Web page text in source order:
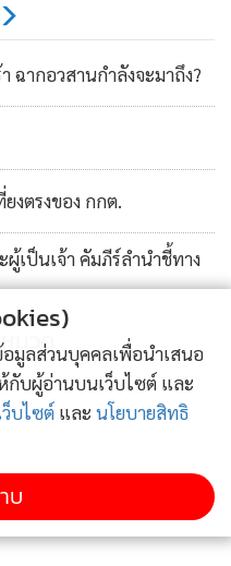
ย เพื่อรักษาความสดของ
งเราได้รับมาตรฐาน GAP
ป็นการรับรองแหล่งผลิตพืช
าพการปฏิบัติการทางการ
ยบร้อยแล้ว
ใจทุกกระบวนการตั้งแต่การ
รเลี้ยงดูไปจนถึงขั้นตอนการ
บหาสารตกค้างที่อาจเป็น
ล่าวทิ้งท้าย
สที่เปิดช่องทางธุรกิจให้กับ
นมิติของทางเลือกใหม่ใน
ป็นธุรกิจที่สามารถสร้าง
งลงตัว
ารในการตรวจสอบและ
ภัณฑ์ปลอดสารเคมีก็ดี หรือ
ฉากอวสานกำลังจะมาถึง?
งตรงของ กกต.
เป็นเจ้า คัมภีร์ลำนำชี้ทาง
มวด
อมูลส่วนบุคคลเพื่อนำเสนอ
บผู้อ่านบนเว็บไซต์ และ
ว็บไซต์ และ นโยบายสิทธิ
บ